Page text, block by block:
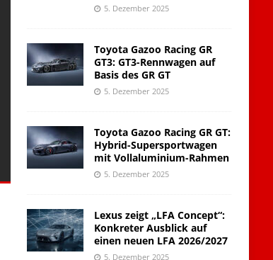
5. Dezember 2025
Toyota Gazoo Racing GR
GT3: GT3-Rennwagen auf
Basis des GR GT
5. Dezember 2025
Toyota Gazoo Racing GR GT:
Hybrid-Supersportwagen
mit Vollaluminium-Rahmen
5. Dezember 2025
Lexus zeigt „LFA Concept“:
Konkreter Ausblick auf
einen neuen LFA 2026/2027
5. Dezember 2025